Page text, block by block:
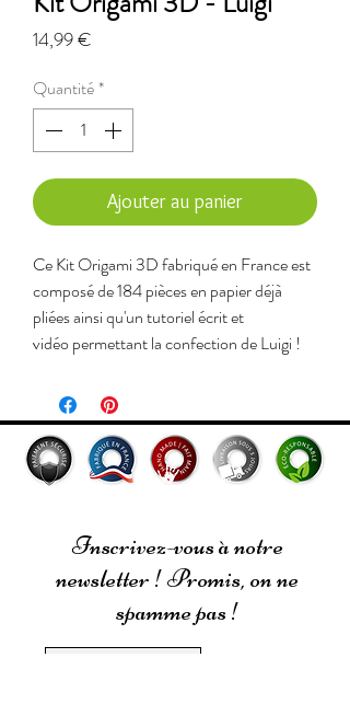
14,99 €
Quantité *
Ajouter au panier
Ce Kit Origami 3D fabriqué en France est
composé de 184 pièces en papier déjà
pliées ainsi qu'un tutoriel écrit et
vidéo permettant la confection de Luigi !
Nous utilisons du papier haut de gamme
français (Canson). Il est sans acide (pH
neutre), sans éléments chlorés, sans
Vous pouvez retrouver tous nos tutoriels
sur notre chaine Youtube :
https://www.youtube.com/channel/UCO
Inscrivez-vous à notre
newsletter ! Promis, on ne
spamme pas !